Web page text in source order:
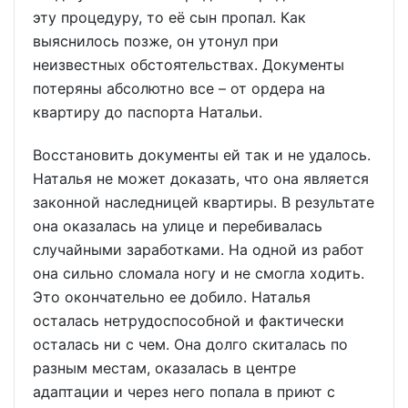
эту процедуру, то её сын пропал. Как
выяснилось позже, он утонул при
неизвестных обстоятельствах. Документы
потеряны абсолютно все – от ордера на
квартиру до паспорта Натальи.
Восстановить документы ей так и не удалось.
Наталья не может доказать, что она является
законной наследницей квартиры. В результате
она оказалась на улице и перебивалась
случайными заработками. На одной из работ
она сильно сломала ногу и не смогла ходить.
Это окончательно ее добило. Наталья
осталась нетрудоспособной и фактически
осталась ни с чем. Она долго скиталась по
разным местам, оказалась в центре
адаптации и через него попала в приют с